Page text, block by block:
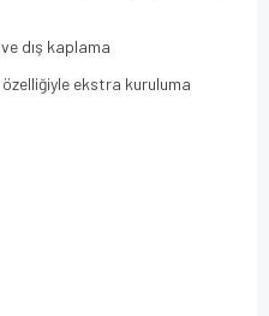
dış kaplama
ekstra kuruluma